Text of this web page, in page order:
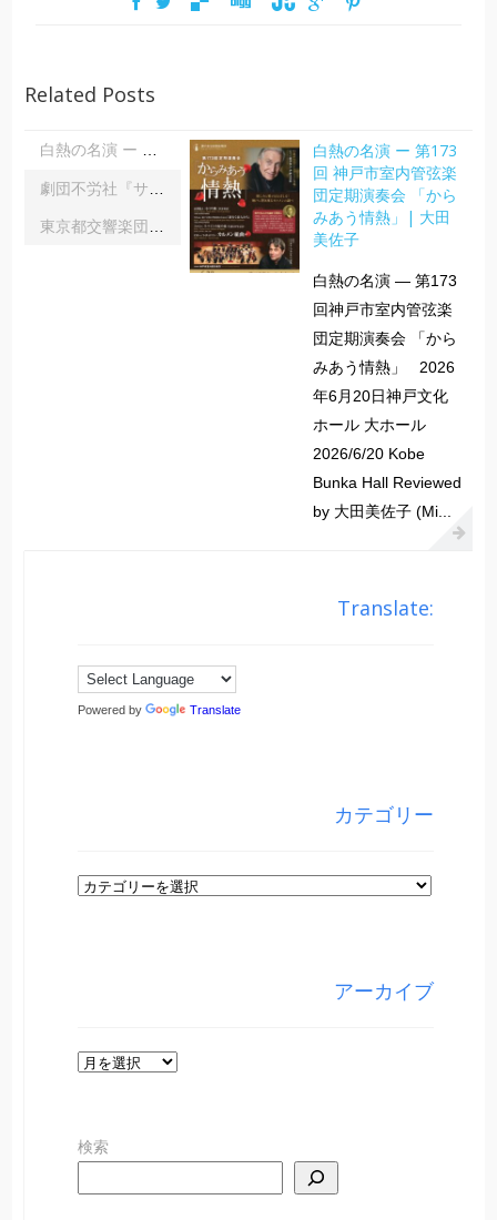
Related Posts
白熱の名演 ー 第173回 神戸市室内管弦楽団定期演奏会 「からみあう情熱」| 大田美佐子
白熱の名演 ー 第173
回 神戸市室内管弦楽
団定期演奏会 「から
みあう情熱」| 大田
美佐子
白熱の名演 ― 第173
回神戸市室内管弦楽
団定期演奏会 「から
みあう情熱」 2026
年6月20日神戸文化
ホール 大ホール
2026/6/20 Kobe
Bunka Hall Reviewed
by 大田美佐子 (Mi...
Translate:
Powered by Translate
カテゴリー
カ
アーカイブ
ア
イ
検索